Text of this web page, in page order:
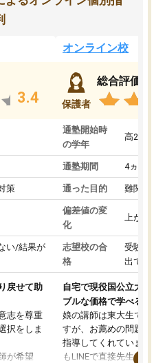
3.4
策
い/結果が
戻せて助
志を尊重
択をしま
が希望
オンライン校
保護者
総合評価
通塾開始時
の学年
高2
通塾期間 4ヵ月～1
通った目的 難関私立
偏差値の変
化
上がった
志望校の合
格
受験して
出ていな
自宅で現役国公立大学生
ブルな価格で学べる
娘の講師は東大生では無
すが、お薦めの問題集や
指導してくれています。
もLINEで直接先生に質問